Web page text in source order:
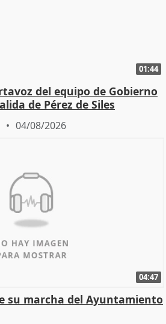
01:44
del equipo de Gobierno
de Pérez de Siles
04/08/2026
04:47
su marcha del Ayuntamiento